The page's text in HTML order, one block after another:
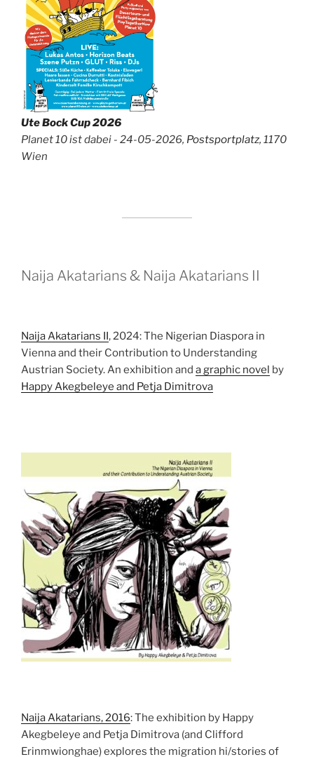
Ute Bock Cup 2026
Planet 10 ist dabei - 24-05-2026, Postsportplatz, 1170
Wien
Naija Akatarians & Naija Akatarians II
Naija Akatarians II, 2024: The Nigerian Diaspora in
Vienna and their Contribution to Understanding
Austrian Society. An exhibition and a graphic novel by
Happy Akegbeleye and Petja Dimitrova
Naija Akatarians, 2016: The exhibition by Happy
Akegbeleye and Petja Dimitrova (and Clifford
Erinmwionghae) explores the migration hi/stories of